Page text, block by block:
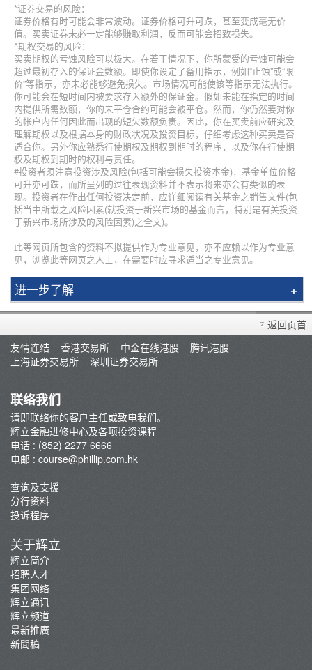
*证券交易的风险：
证券价格有时可能会非常波动。证券价格可升可跌，甚至变成毫无价
值。买卖证券未必一定能够赚取利润，反而可能会招致损失。
^期权交易的风险：
买卖期权的亏蚀风险可以极大。在若干情况下，你所蒙受的亏蚀可能会
超过最初存入的保证金数额。即使你设定了备用指示，例如“止蚀”或“限
价”等指示，亦未必能够避免损失。市场情况可能使该等指示无法执行。
你可能会在短时间内被要求存入额外的保证金。假如未能在指定的时间
内提供所需数额，你的未平仓合约可能会被平仓。然而，你仍然要对你
的帐户内任何因此而出现的短欠数额负责。因此，你在买卖前应研究及
理解期权以及根据本身的财政状况及投资目标，仔细考虑这种买卖是否
适合你。另外你应熟悉行使期权及期权到期时的程序，以及你在行使期
权及期权到期时的权利与责任。
#投资者须注意投资涉及风险(包括可能会损失投资本金)，基金单位价格
可升亦可跌，而所呈列的过往表现资料并不表示将来亦会有类似的表
现。投资者在作出任何投资决定前，应详细阅读有关基金之销售文件(包
括当中所载之风险因素(就投资于新兴市场的基金而言，特别是有关投资
于新兴市场所涉及的风险因素)之全文)。
此等网页所包含的资料不拟提供作为专业意见，亦不应赖以作为专业意
见，浏览此等网页之人士，在需要时应寻求适当之专业意见。
进一步了解
简介
辉立课程
讲师
返回页首
友情连结
香港交易所 中金在线港股
腾讯港股
上海证券交易所
深圳证券交易所
联络我们
请即联络你的客户主任或致电我们。
辉立金融进修中心及各项投资课程
电话 : (852) 2277 6666
电邮 : course@phillip.com.hk
查询及支援
分行资料
投诉程序
关于辉立
辉立简介
招聘人才
集团网络
辉立通讯
辉立频道
最新推廣
新聞稿